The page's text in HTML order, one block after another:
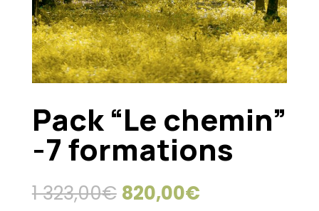
Pack “Le chemin”
-7 formations
1 323,00€ Le
820,00€Le